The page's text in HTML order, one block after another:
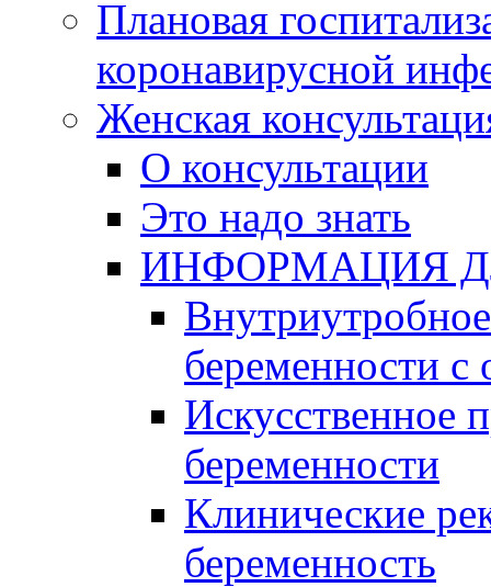
Плановая
коронавирусной
Женская
О консультации
Это надо знать
ИНФОРМАЦИЯ
беременности с
Искусственное
беременности
Клинические
беременность